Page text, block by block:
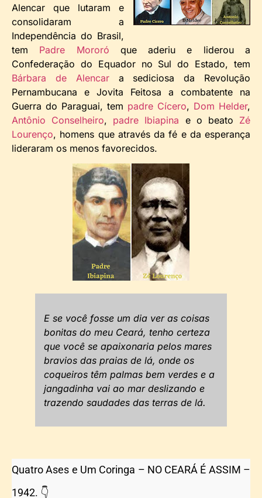
Alencar que lutaram e
consolidaram a
Independência do Brasil,
tem Padre Mororó que aderiu e liderou a
Confederação do Equador no Sul do Estado, tem
Bárbara de Alencara sediciosa da Revolução
Pernambucana e Jovita Feitosa a combatente na
Guerra do Paraguai, tem padre Cícero, Dom Helder,
Antônio Conselheiro, padre Ibiapina e o beato Zé
Lourenço, homens que através da fé e da esperança
lideraram os menos favorecidos.
E se você fosse um dia ver as coisas
bonitas do meu Ceará, tenho certeza
que você se apaixonaria pelos mares
bravios das praias de lá, onde os
coqueiros têm palmas bem verdes e a
jangadinha vai ao mar deslizando e
trazendo saudades das terras de lá.
Quatro Ases e Um Coringa – NO CEARÁ É ASSIM –
1942. 👇